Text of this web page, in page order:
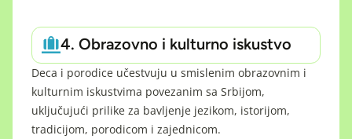
4. Obrazovno i kulturno iskustvo
Deca i porodice učestvuju u smislenim obrazovnim i
kulturnim iskustvima povezanim sa Srbijom,
uključujući prilike za bavljenje jezikom, istorijom,
tradicijom, porodicom i zajednicom.